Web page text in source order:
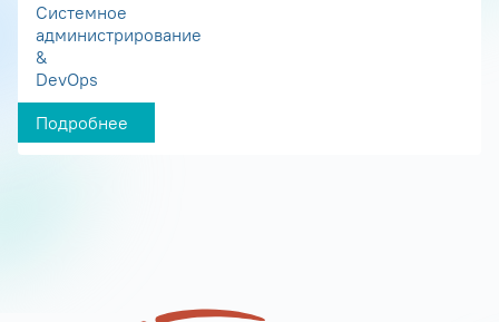
Системное
администрирование
&
DevOps
Подробнее